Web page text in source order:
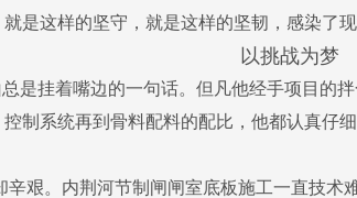
是这样的坚守，就是这样的坚韧，感染了
以挑战为梦
是挂着嘴边的一句话。但凡他经手项目的
制系统再到骨料配料的配比，他都认真仔
艰。内荆河节制闸闸室底板施工一直技术